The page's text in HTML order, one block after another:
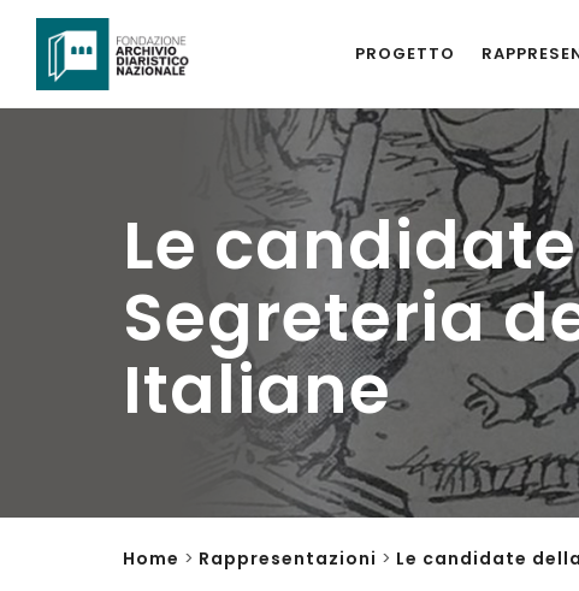
PROGETTO
Le
Segreteria
Italiane
Home > Rappresentazioni > Le candidate